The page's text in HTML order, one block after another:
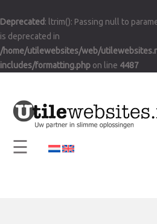
Deprecated: ltrim(): Passing null to
is deprecated in
/home/utilewebsites/web/
includes/formatting.php on line 4487
Home
Visie en
Support
Contact
☰